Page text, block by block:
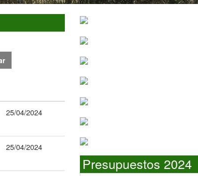
25/04/2024
25/04/2024
Presupuestos 2024